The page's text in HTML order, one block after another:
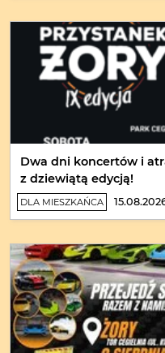
Dwa dni koncertów i
z dziewiątą edycją!
DLA MIESZKAŃCA